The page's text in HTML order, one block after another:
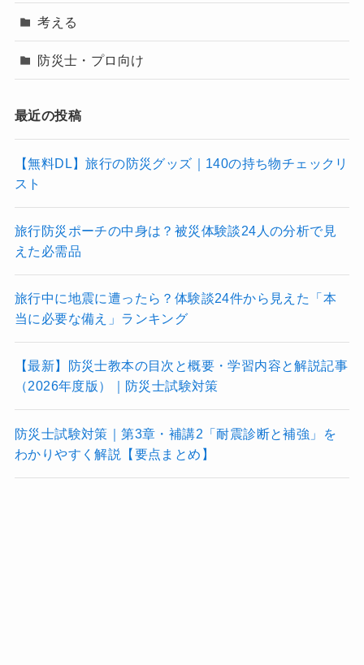
考える
防災士・プロ向け
最近の投稿
【無料DL】旅行の防災グッズ｜140の持ち物チェックリ
スト
旅行防災ポーチの中身は？被災体験談24人の分析で見
えた必需品
旅行中に地震に遭ったら？体験談24件から見えた「本
当に必要な備え」ランキング
【最新】防災士教本の目次と概要・学習内容と解説記事
（2026年度版）｜防災士試験対策
防災士試験対策｜第3章・補講2「耐震診断と補強」を
わかりやすく解説【要点まとめ】